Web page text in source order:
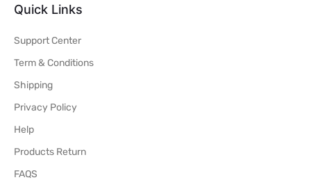
Quick Links
Support Center
Term & Conditions
Shipping
Privacy Policy
Help
Products Return
FAQS